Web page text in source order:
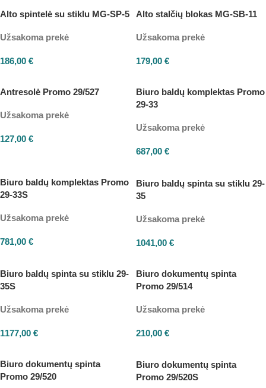
Alto spintelė su stiklu MG-SP-5
Užsakoma prekė
186,00 €
Alto stalčių blokas MG-SB-11
Užsakoma prekė
179,00 €
Antresolė Promo 29/527
Užsakoma prekė
127,00 €
Biuro baldų komplektas Promo
29-33
Užsakoma prekė
687,00 €
Biuro baldų komplektas Promo
29-33S
Užsakoma prekė
781,00 €
Biuro baldų spinta su stiklu 29-
35
Užsakoma prekė
1041,00 €
Biuro baldų spinta su stiklu 29-
35S
Užsakoma prekė
1177,00 €
Biuro dokumentų spinta
Promo 29/514
Užsakoma prekė
210,00 €
Biuro dokumentų spinta
Promo 29/520
Biuro dokumentų spinta
Promo 29/520S